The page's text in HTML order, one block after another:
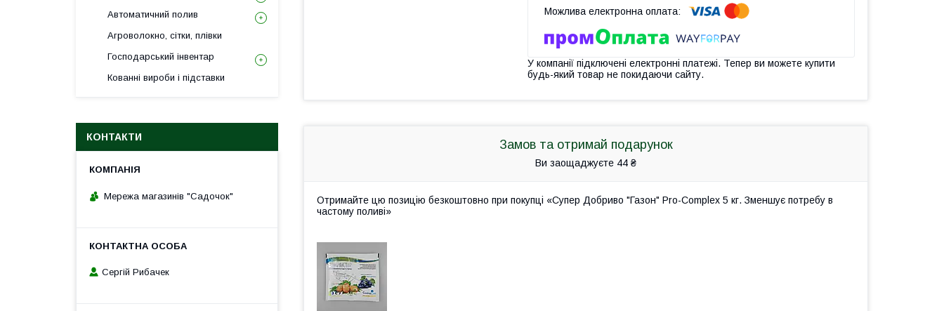
У компанії підключені електронні платежі. Тепер ви можете купити
будь-який товар не покидаючи сайту.
Замов та отримай подарунок
Ви заощаджуєте 44 ₴
Отримайте цю позицію безкоштовно при покупці «Супер Добриво "Газон" Pro-Complex 5 кг. Зменшує потребу в
частому поливі»
Автоматичний полив
Агроволокно, сітки, плівки
Господарський інвентар
Кованні вироби і підставки
КОНТАКТИ
Мережа магазинів "Садочок"
Сергій Рибачек